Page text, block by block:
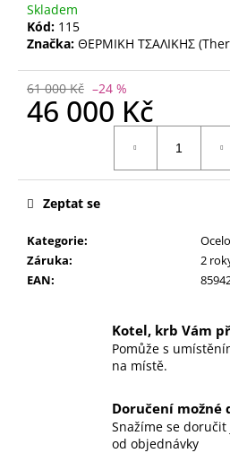
Skladem
Kód: 115
Značka: ΘΕΡΜΙΚΗ ΤΣΑΛΙΚΗΣ
61 000 Kč –24 %
46 000 Kč
Kategorie:
Záruka:
2
EAN:
Zeptat se
Kotel, krb Vám
Pomůže s
na místě.
Doručení možné
Snažíme se
od objednávky
TEPLOVODNÍM
VÝMĚNÍKEM
25KW
(EKODESIGN)
27